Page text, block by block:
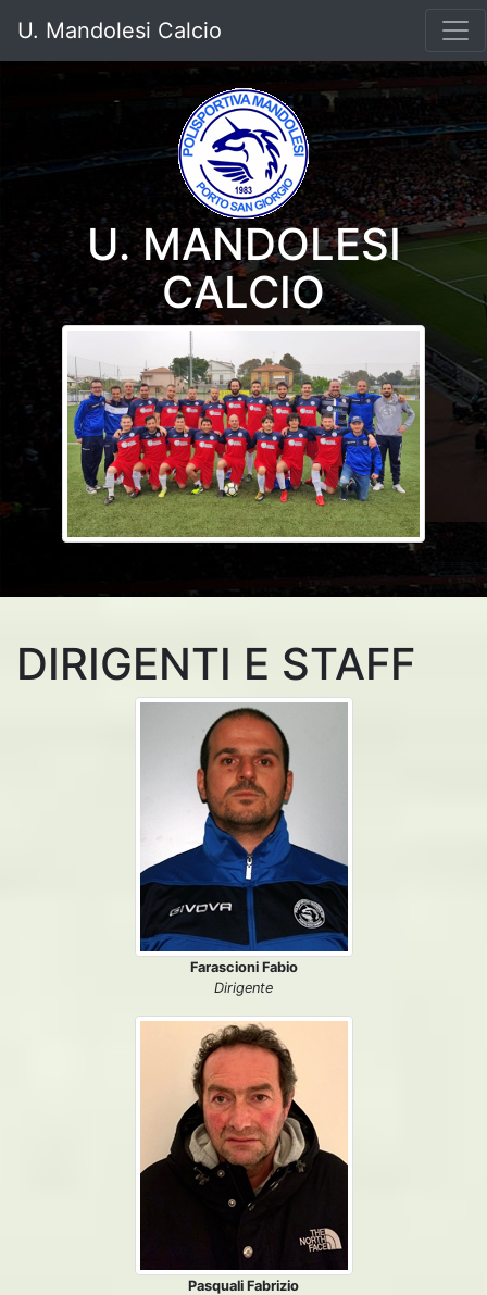
U. Mandolesi Calcio
U. MANDOLESI
CALCIO
DIRIGENTI E STAFF
Farascioni Fabio
Dirigente
Pasquali Fabrizio